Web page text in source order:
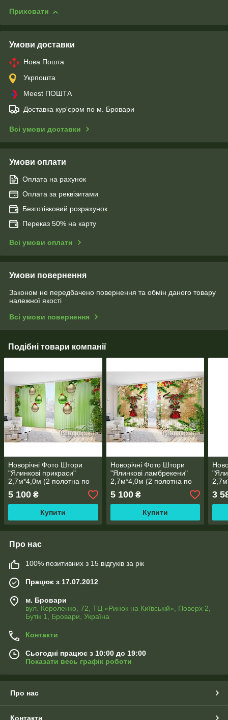
Приховати
Умови доставки
Нова Пошта
Укрпошта
Meest ПОШТА
Доставка кур'єром по м. Бровари
Всі умови доставки
Умови оплати
Оплата на рахунок
Оплата за реквізитами
Безготівковий розрахунок
Переказ 50% на карту
Всі умови оплати
Умови повернення
Законом не передбачено повернення та обмін даного товару
належної якості
Всі умови повернення
Подібні товари компанії
Новорічні Фото Штори
"Ялинкові прикраси"
2,7м*4,0м (2 полотна по
5 100 ₴
Купити
Новорічні Фото Штори
"Ялинкові ламбрекени"
2,7м*4,0м (2 полотна по
5 100₴
Купити
3
Про нас
100% позитивних з 15 відгуків за рік
Працює з 17.07.2012
м. Бровари
вул. Короленко, 72, ТЦ «Ринок на Київській», Поверх 2,
Бутік 1, Бровари, Україна
Контакти
Сьогодні працює з 10:00 до 19:00
Показати весь графік роботи
Про нас
Контакти